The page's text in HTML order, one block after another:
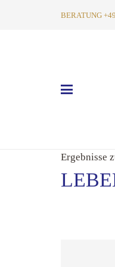
BERATUNG
Ergebnisse